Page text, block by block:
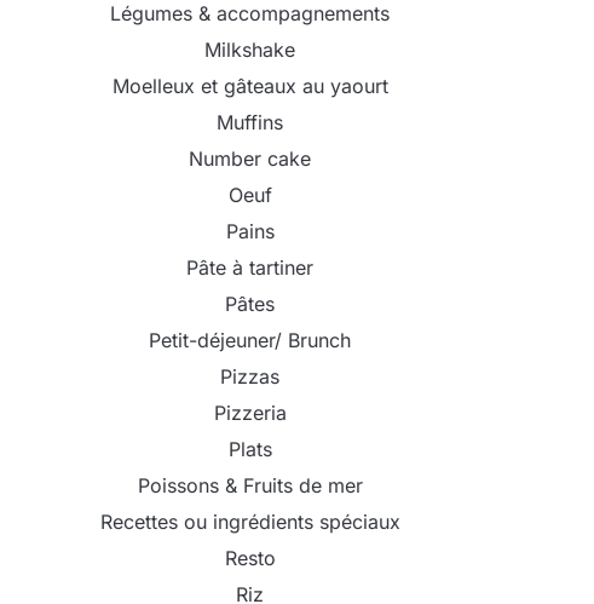
Légumes & accompagnements
Milkshake
Moelleux et gâteaux au yaourt
Muffins
Number cake
Oeuf
Pains
Pâte à tartiner
Pâtes
Petit-déjeuner/ Brunch
Pizzas
Pizzeria
Plats
Poissons & Fruits de mer
Recettes ou ingrédients spéciaux
Resto
Riz